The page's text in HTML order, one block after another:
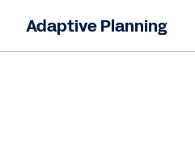
Adaptive Planning